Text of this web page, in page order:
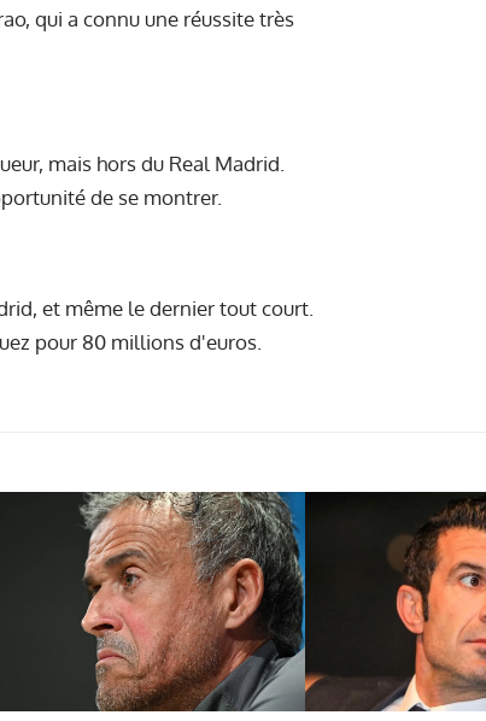
qui a connu une réussite très
mais hors du Real Madrid.
de se montrer.
et même le dernier tout court.
pour 80 millions d'euros.